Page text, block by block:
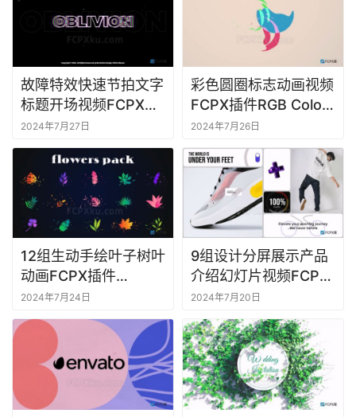
故障特效快速节拍文字
标题开场视频FCPX插
件Glitch Intro
2024年7月27日
彩色圆圈标志动画视频
FCPX插件RGB Color
Circles Logo Reveal
2024年7月26日
12组生动手绘叶子树叶
动画FCPX插件
Colorful Flowers
Pack
2024年7月24日
9组设计分屏展示产品
介绍幻灯片视频FCPX
插件Bento
Multiscreen Product
Slides
2024年7月20日